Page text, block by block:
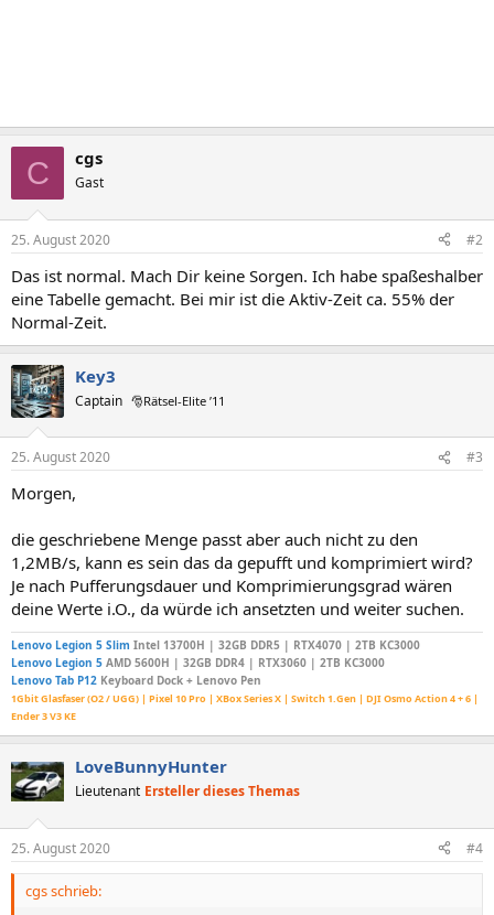
C cgs
Gast
25. August 2020 #2
Das ist normal. Mach Dir keine Sorgen. Ich habe spaßeshalber
eine Tabelle gemacht. Bei mir ist die Aktiv-Zeit ca. 55% der
Normal-Zeit.
Key3
Captain 🎅Rätsel-Elite ’11
25. August 2020 #3
Morgen,
die geschriebene Menge passt aber auch nicht zu den
1,2MB/s, kann es sein das da gepufft und komprimiert wird?
Je nach Pufferungsdauer und Komprimierungsgrad wären
deine Werte i.O., da würde ich ansetzten und weiter suchen.
Lenovo Legion 5 Slim Intel 13700H | 32GB DDR5 | RTX4070 | 2TB KC3000
Lenovo Legion 5 AMD 5600H | 32GB DDR4 | RTX3060 | 2TB KC3000
Lenovo Tab P12 Keyboard Dock + Lenovo Pen
1Gbit Glasfaser (O2 / UGG) | Pixel 10 Pro | XBox Series X | Switch 1.Gen | DJI Osmo Action 4 + 6 |
Ender 3 V3 KE
LoveBunnyHunter
Lieutenant Ersteller dieses Themas
25. August 2020 #4
cgs schrieb: